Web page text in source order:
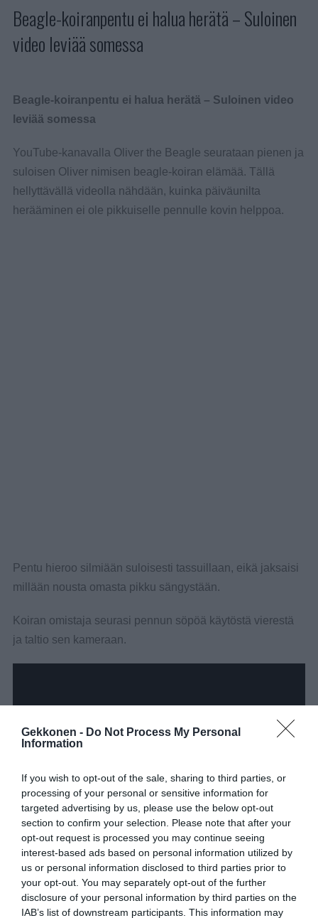
Gekkonen - Do Not Process My Personal
Information
If you wish to opt-out of the sale, sharing to third parties, or
processing of your personal or sensitive information for
targeted advertising by us, please use the below opt-out
section to confirm your selection. Please note that after your
opt-out request is processed you may continue seeing
interest-based ads based on personal information utilized by
us or personal information disclosed to third parties prior to
your opt-out. You may separately opt-out of the further
disclosure of your personal information by third parties on the
IAB’s list of downstream participants. This information may
Beagle-koiranpentu ei halua herätä – Suloinen
video leviää somessa
Beagle-koiranpentu ei halua herätä – Suloinen video
leviää somessa
YouTube-kanavalla Oliver the Beagle seurataan pienen ja
suloisen Oliver nimisen beagle-koiran elämää. Tällä
hellyttävällä videolla nähdään, kuinka päiväunilta
herääminen ei ole pikkuiselle pennulle kovin helppoa.
Pentu hieroo silmiään suloisesti tassuillaan, eikä jaksaisi
millään nousta omasta pikku sängystään.
Koiran omistaja seurasi pennun söpöä käytöstä vierestä
ja taltio sen kameraan.